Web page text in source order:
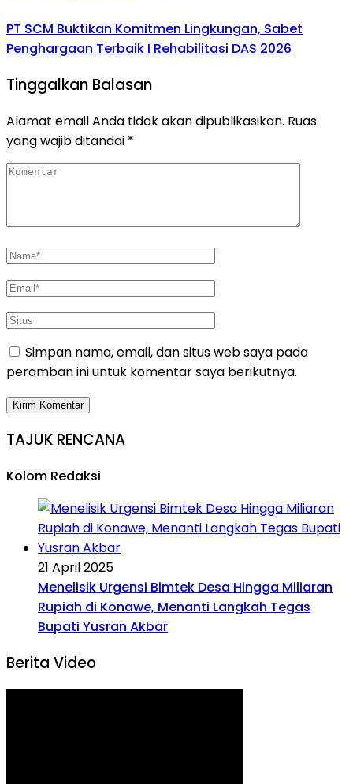
PT SCM Buktikan Komitmen Lingkungan, Sabet
Penghargaan Terbaik I Rehabilitasi DAS 2026
Tinggalkan Balasan
Alamat email Anda tidak akan dipublikasikan. Ruas
yang wajib ditandai *
Simpan nama, email, dan situs web saya pada
peramban ini untuk komentar saya berikutnya.
TAJUK RENCANA
Kolom Redaksi
21 April 2025
Menelisik Urgensi Bimtek Desa Hingga Miliaran
Rupiah di Konawe, Menanti Langkah Tegas
Bupati Yusran Akbar
Berita Video